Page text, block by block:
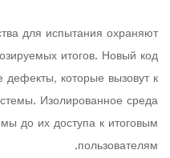
для испытания охраняют
итогов. Новый код
дефекты, которые вызовут к
Изолированное среда
до их доступа к итоговым
пользователям.